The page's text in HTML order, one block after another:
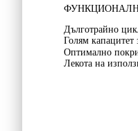
Дълготрайно
Голям капацитет
Оптимално
Лекота на